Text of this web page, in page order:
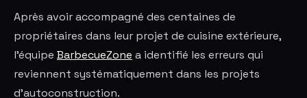
Après avoir accompagné des centaines de
propriétaires dans leur projet de cuisine extérieure,
l'équipe BarbecueZone a identifié les erreurs qui
reviennent systématiquement dans les projets
d'autoconstruction.